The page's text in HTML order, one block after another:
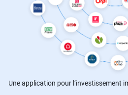
Une application pour l’investissement